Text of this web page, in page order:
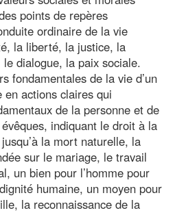
points de repères
ordinaire de la vie
la liberté, la justice, la
dialogue, la paix sociale.
fondamentales de la vie d’un
en actions claires qui
de la personne et de
indiquant le droit à la
la mort naturelle, la
sur le mariage, le travail
un bien pour l’homme pour
humaine, un moyen pour
la reconnaissance de la